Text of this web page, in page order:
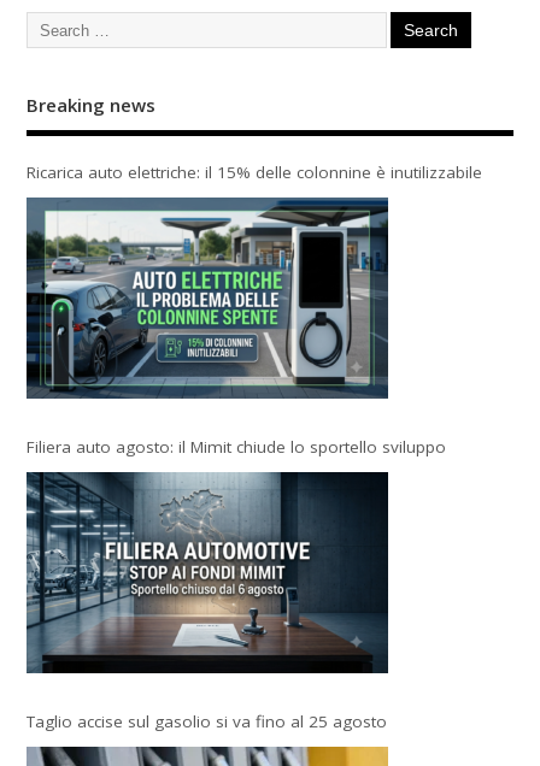
Breaking news
Ricarica auto elettriche: il 15% delle colonnine è inutilizzabile
Filiera auto agosto: il Mimit chiude lo sportello sviluppo
Taglio accise sul gasolio si va fino al 25 agosto